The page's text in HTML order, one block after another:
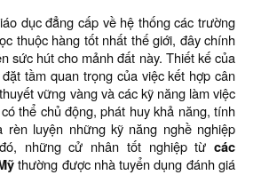
dục đẳng cấp về hệ thống các trường
thuộc hàng tốt nhất thế giới, đây chính
sức hút cho mảnh đất này. Thiết kế của
tầm quan trọng của việc kết hợp cân
vững vàng và các kỹ năng làm việc
thể chủ động, phát huy khả năng, tính
rèn luyện những kỹ năng nghề nghiệp
những cử nhân tốt nghiệp từ các
thường được nhà tuyển dụng đánh giá